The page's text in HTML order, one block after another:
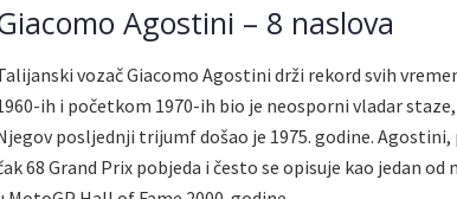
Agostini – 8 naslova
vozač Giacomo Agostini drži rekord svih
ih i početkom 1970-ih bio je neosporni vladar
posljednji trijumf došao je 1975. godine.
68 Grand Prix pobjeda i često se opisuje kao jedan